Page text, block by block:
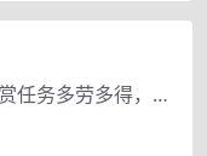
赏帮赚悬赏奖励到账200元，悬赏任务多劳多得，人人可做。